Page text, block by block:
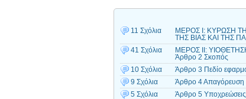
11 Σχόλια
ΜΕΡΟΣ I: ΚΥΡΩΣΗ
ΤΗΣ ΒΙΑΣ ΚΑΙ ΤΗΣ
41 Σχόλια
ΜΕΡΟΣ ΙΙ:
Άρθρο 2 Σκοπός
10 Σχόλια
Άρθρο 3 Πεδίο
9 Σχόλια
Άρθρο 4 Απαγόρευση
5 Σχόλια
Άρθρο 5 Υποχρεώσεις